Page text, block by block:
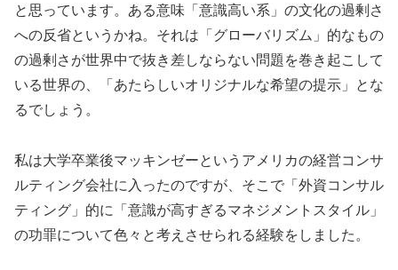
と思っています。ある意味「意識高い系」の文化の過剰さ
への反省というかね。それは「グローバリズム」的なもの
の過剰さが世界中で抜き差しならない問題を巻き起こして
いる世界の、「あたらしいオリジナルな希望の提示」とな
るでしょう。
私は大学卒業後マッキンゼーというアメリカの経営コンサ
ルティング会社に入ったのですが、そこで「外資コンサル
ティング」的に「意識が高すぎるマネジメントスタイル」
の功罪について色々と考えさせられる経験をしました。